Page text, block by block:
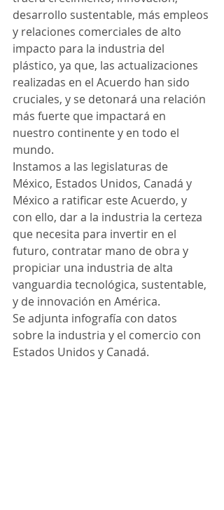
desarrollo sustentable, más empleos
y relaciones comerciales de alto
impacto para la industria del
plástico, ya que, las actualizaciones
realizadas en el Acuerdo han sido
cruciales, y se detonará una relación
más fuerte que impactará en
nuestro continente y en todo el
mundo.
Instamos a las legislaturas de
México, Estados Unidos, Canadá y
México a ratificar este Acuerdo, y
con ello, dar a la industria la certeza
que necesita para invertir en el
futuro, contratar mano de obra y
propiciar una industria de alta
vanguardia tecnológica, sustentable,
y de innovación en América.
Se adjunta infografía con datos
sobre la industria y el comercio con
Estados Unidos y Canadá.